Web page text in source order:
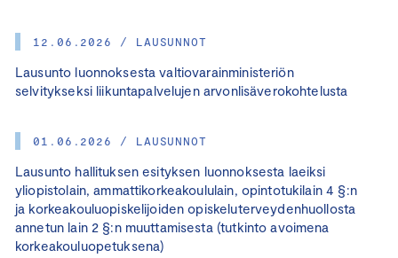
12.06.2026 / LAUSUNNOT
Lausunto luonnoksesta valtiovarainministeriön
selvitykseksi liikuntapalvelujen arvonlisäverokohtelusta
01.06.2026 / LAUSUNNOT
Lausunto hallituksen esityksen luonnoksesta laeiksi
yliopistolain, ammattikorkeakoululain, opintotukilain 4 §:n
ja korkeakouluopiskelijoiden opiskeluterveydenhuollosta
annetun lain 2 §:n muuttamisesta (tutkinto avoimena
korkeakouluopetuksena)